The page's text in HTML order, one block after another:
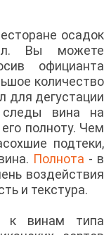
осадок
Вы можете
официанта
количество
для дегустации
следы вина на
полноту. Чем
подтеки,
Полнота - в
воздействия
и текстура.
к винам типа